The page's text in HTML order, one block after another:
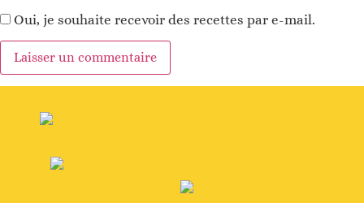
Oui, je souhaite recevoir des recettes par e-mail.